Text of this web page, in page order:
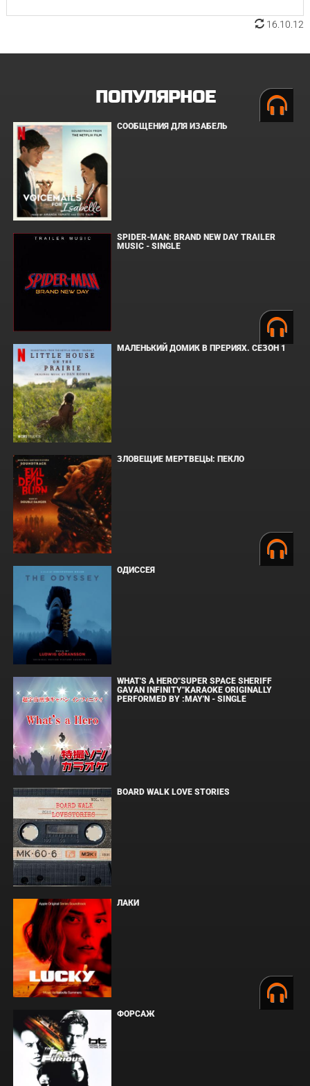
16.10.12
ПОПУЛЯРНОЕ
СООБЩЕНИЯ ДЛЯ ИЗАБЕЛЬ
SPIDER-MAN: BRAND NEW DAY TRAILER
MUSIC - SINGLE
МАЛЕНЬКИЙ ДОМИК В ПРЕРИЯХ. СЕЗОН 1
ЗЛОВЕЩИЕ МЕРТВЕЦЫ: ПЕКЛО
ОДИССЕЯ
WHAT'S A HERO"SUPER SPACE SHERIFF
GAVAN INFINITY"KARAOKE ORIGINALLY
PERFORMED BY :MAY'N - SINGLE
BOARD WALK LOVE STORIES
ЛАКИ
ФОРСАЖ